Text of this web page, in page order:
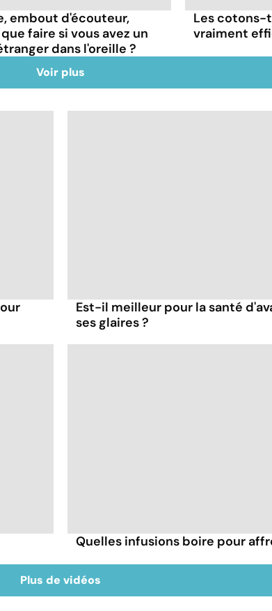
embout d'écouteur,
faire si vous avez un
dans l'oreille ?
Les
vraiment
Voir plus
Est-il meilleur pour la santé
ses glaires ?
Quelles infusions boire pour
Plus de vidéos